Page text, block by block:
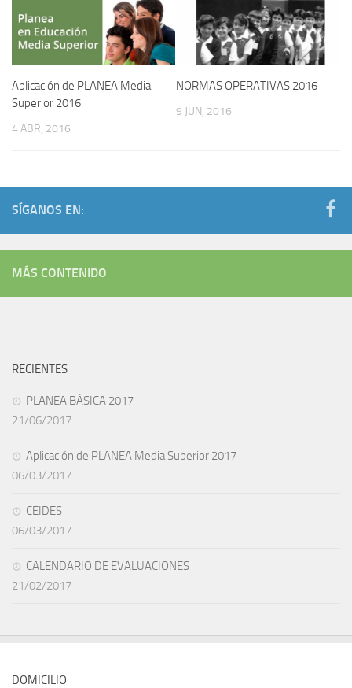
Aplicación de PLANEA Media
Superior 2016
4 ABR, 2016
NORMAS OPERATIVAS 2016
9 JUN, 2016
SÍGANOS EN:
MÁS CONTENIDO
RECIENTES
PLANEA BÁSICA 2017
21/06/2017
Aplicación de PLANEA Media Superior 2017
06/03/2017
CEIDES
06/03/2017
CALENDARIO DE EVALUACIONES
21/02/2017
DOMICILIO